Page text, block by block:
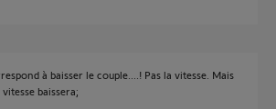
à baisser le couple....! Pas la vitesse. Mais
baissera;